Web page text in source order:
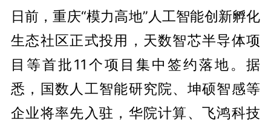
日前，重庆“模力高地”人工智能创新孵化
生态社区正式投用，天数智芯半导体项
目等首批11个项目集中签约落地。据
悉，国数人工智能研究院、坤硕智感等
企业将率先入驻，华院计算、飞鸿科技